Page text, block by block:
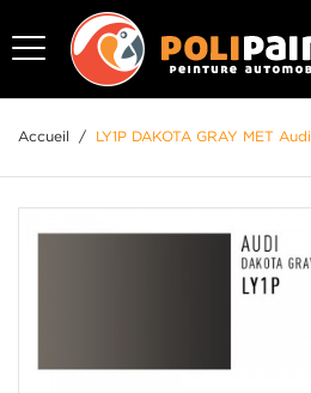
Accueil / LY1P DAKOTA GRAY MET Audi